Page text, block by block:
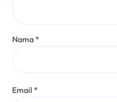
Nama *
Email *